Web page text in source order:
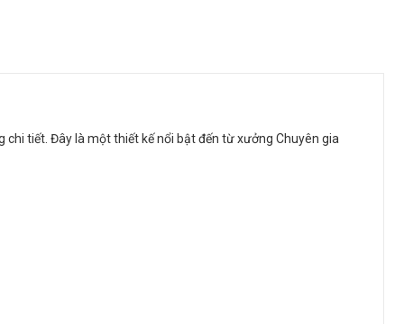
tiết. Đây là một thiết kế nổi bật đến từ xưởng Chuyên gia